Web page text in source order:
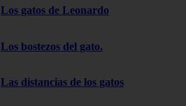
Los gatos de Leonardo
Los bostezos del gato.
Las distancias de los gatos